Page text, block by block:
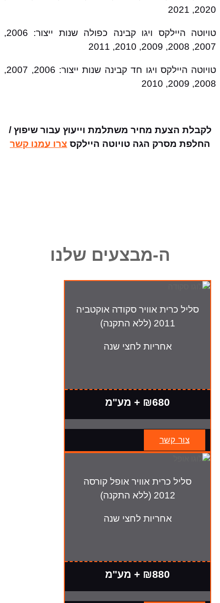
2020, 2021
טויוטה היילקס ויגו קבינה כפולה שנות ייצור: 2006,
2007, 2008, 2009, 2010, 2011
טויוטה היילקס ויגו חד קבינה שנות ייצור: 2006, 2007,
2008, 2009, 2010
לקבלת הצעת מחיר משתלמת וייעוץ עבור שיפוץ /
החלפת מסרק הגה טויוטה היילקס צרו עמנו קשר
ה-מבצעים שלנו
סליל כרית אוויר סקודה אוקטביה
2011 (ללא התקנה)
אחריות לחצי שנה
₪680 + מע"מ
צור קשר
סליל כרית אוויר אופל קורסה
2012 (ללא התקנה)
אחריות לחצי שנה
₪880 + מע"מ